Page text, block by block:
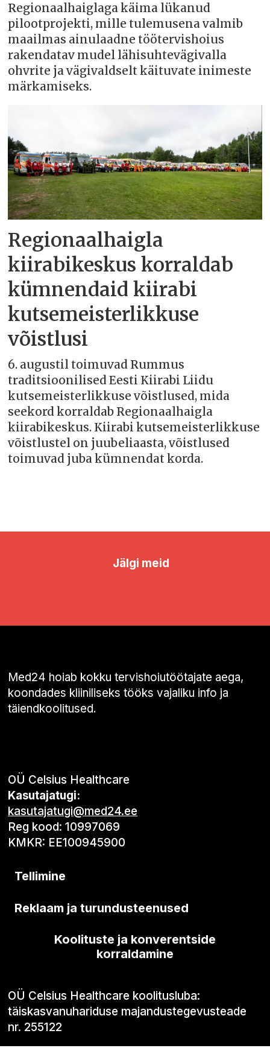
Regionaalhaiglaga käima lükanud
pilootprojekti, mille tulemusena valmib
maailmas ainulaadne töötervishoius
rakendatav mudel lähisuhtevägivalla
ohvrite ja vägivaldselt käituvate inimeste
märkamiseks.
Regionaalhaigla
kiirabikeskus korraldab
kümnendaid kiirabi
kutsemeisterlikkuse
võistlusi
6. augustil toimuvad Rummus
traditsioonilised Eesti Kiirabi Liidu
kutsemeisterlikkuse võistlused, mida
seekord korraldab Regionaalhaigla
kiirabikeskus. Kiirabi kutsemeisterlikkuse
võistlustel on juubeliaasta, võistlused
toimuvad juba kümnendat korda.
Jälgi meid
Med24 hoiab kokku tervishoiutöötajate aega,
koondades kliiniliseks tööks vajaliku info ja
täiendkoolitused.
OÜ Celsius Healthcare
Kasutajatugi:
kasutajatugi@med24.ee
Reg kood: 10997069
KMKR: EE100945900
Tellimine
Reklaam ja turundusteenused
Koolituste ja konverentside
korraldamine
OÜ Celsius Healthcare koolitusluba:
täiskasvanuhariduse majandustegevusteade
nr. 255122